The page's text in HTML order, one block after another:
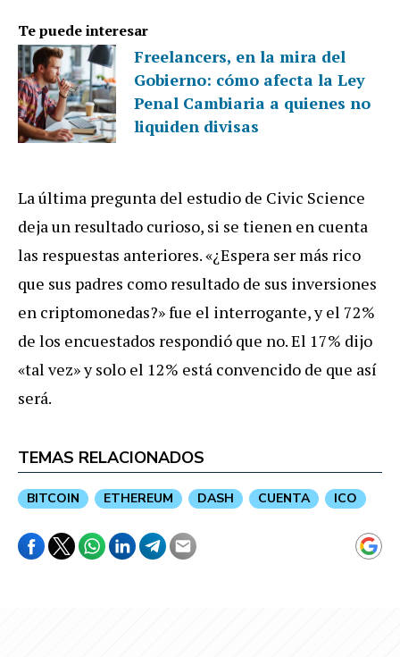
Te puede interesar
Freelancers, en la mira del
Gobierno: cómo afecta la Ley
Penal Cambiaria a quienes no
liquiden divisas
La última pregunta del estudio de Civic Science
deja un resultado curioso, si se tienen en cuenta
las respuestas anteriores. «¿Espera ser más rico
que sus padres como resultado de sus inversiones
en criptomonedas?» fue el interrogante, y el 72%
de los encuestados respondió que no. El 17% dijo
«tal vez» y solo el 12% está convencido de que así
será.
TEMAS RELACIONADOS
BITCOIN ETHEREUM DASH CUENTA ICO